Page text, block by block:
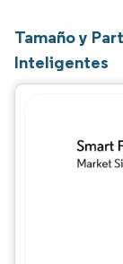
Tamaño y
Inteligentes